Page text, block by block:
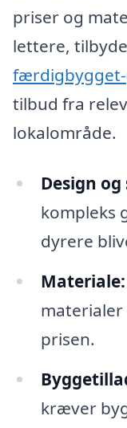
priser og
lettere,
tilbud fra
lokalområde.
Design
kompleks
dyrere
Materiale:
materialer
prisen.
kræver